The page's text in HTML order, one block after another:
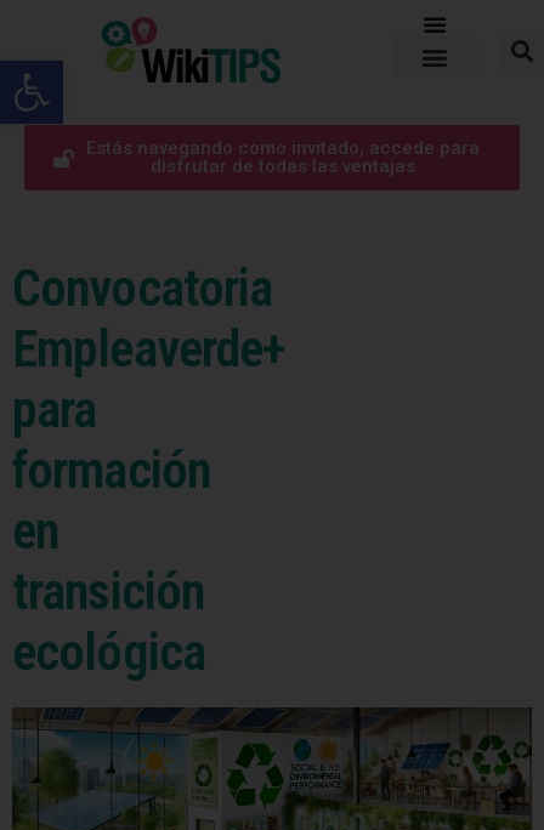
Abrir barra de herramientas
Estás navegando como invitado, accede para
disfrutar de todas las ventajas
Convocatoria
Empleaverde+
para
formación
en
transición
ecológica